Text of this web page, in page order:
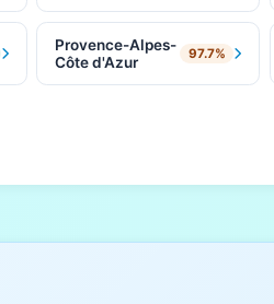
Provence-Alpes-
Côte d'Azur
97.7%